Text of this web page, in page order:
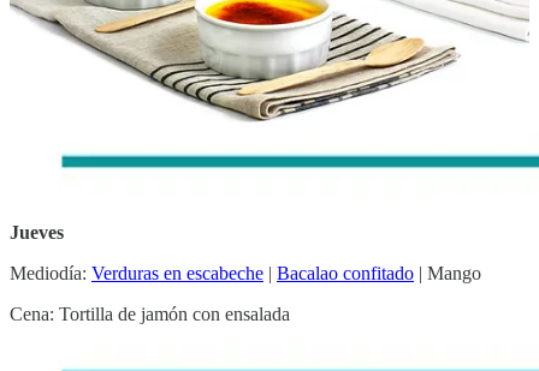
Mediodía:Lentejas beluga con verduras |Lasaña de verduras |
Albaricoques
Jueves
Mediodía: Verduras en escabeche | Bacalao confitado | Mango
Cena: Tortilla de jamón con ensalada